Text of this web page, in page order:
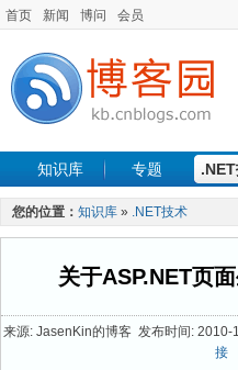
首页 新闻 博问 会员
知识库 专题
手机开发 软件工程
最新文章
您的位置： 知识库 » .NET技术
关于ASP.NET页
来源: JasenKin的博客 发布时间:
接